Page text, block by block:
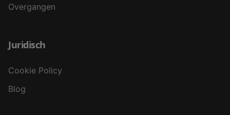
Overgangen
Juridisch
Cookie Policy
Blog